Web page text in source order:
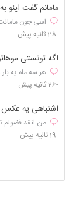
مامانم گفت
اسی جون
-28 ثانیه پیش
اگه تونستی
هر سه ماه یه بار
-26 ثانیه پیش
اشتباهی یه عکس
من انقد فضولم
-19 ثانیه پیش